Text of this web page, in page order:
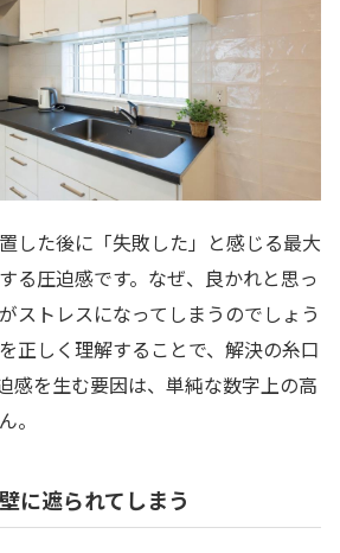
した後に「失敗した」と感じる最大
る圧迫感です。なぜ、良かれと思っ
ストレスになってしまうのでしょう
正しく理解することで、解決の糸口
感を生む要因は、単純な数字上の高
。
に遮られてしまう